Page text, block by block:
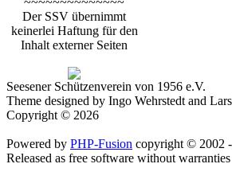
Der SSV übernimmt
keinerlei Haftung für den
Inhalt externer Seiten
Seesener Schützenverein von 1956 e.V.
Theme designed by Ingo Wehrstedt and
Copyright © 2026
Powered by PHP-Fusion copyright © 2002
Released as free software without